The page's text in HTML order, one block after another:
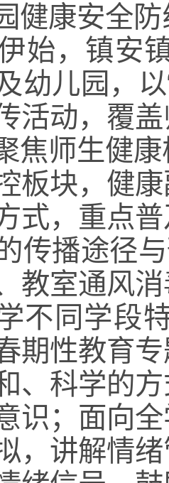
健康安全
始，镇安
幼儿园，
活动，覆
焦师生健
板块，健
式，重点
传播途径
教室通风
不同学段
期性教育
、科学的
识；面向
，讲解情